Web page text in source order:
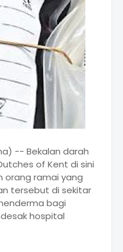
-- Bekalan darah
of Kent di sini
orang ramai yang
tersebut di sekitar
bagi
hospital